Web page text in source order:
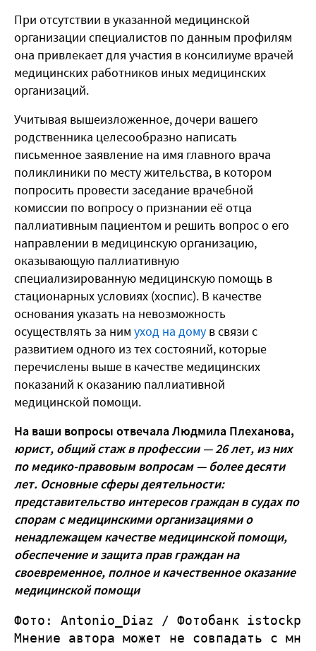
При отсутствии в указанной медицинской
организации специалистов по данным профилям
она привлекает для участия в консилиуме врачей
медицинских работников иных медицинских
организаций.
Учитывая вышеизложенное, дочери вашего
родственника целесообразно написать
письменное заявление на имя главного врача
поликлиники по месту жительства, в котором
попросить провести заседание врачебной
комиссии по вопросу о признании её отца
паллиативным пациентом и решить вопрос о его
направлении в медицинскую организацию,
оказывающую паллиативную
специализированную медицинскую помощь в
стационарных условиях (хоспис). В качестве
основания указать на невозможность
осуществлять за ним уход на дому в связи с
развитием одного из тех состояний, которые
перечислены выше в качестве медицинских
показаний к оказанию паллиативной
медицинской помощи.
На ваши вопросы отвечала Людмила Плеханова,
юрист, общий стаж в профессии — 26 лет, из них
по медико-правовым вопросам — более десяти
лет. Основные сферы деятельности:
представительство интересов граждан в судах по
спорам с медицинскими организациями о
ненадлежащем качестве медицинской помощи,
обеспечение и защита прав граждан на
своевременное, полное и качественное оказание
медицинской помощи
Фото: Antonio_Diaz / Фотобанк
Мнение автора может не совпадать с